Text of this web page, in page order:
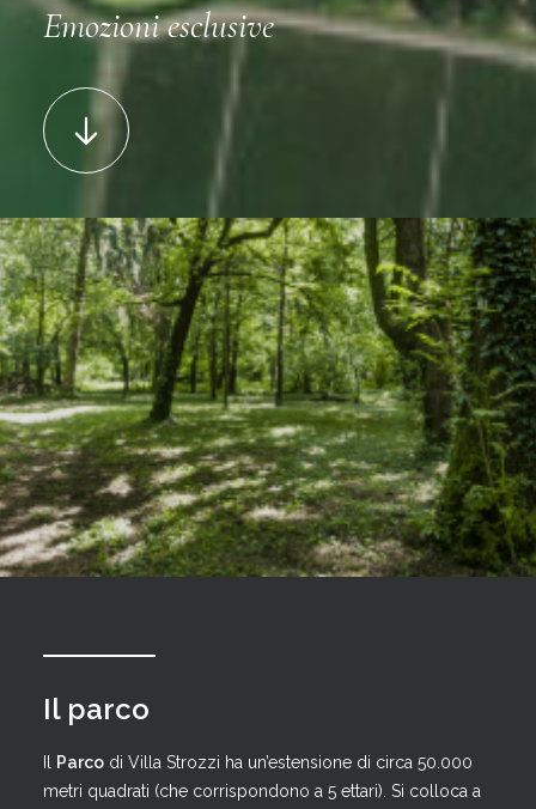
Emozioni esclusive
Il parco
Parco di Villa Strozzi ha un’estensione di circa 50.000
metri quadrati (che corrispondono a 5 ettari). Si colloca a